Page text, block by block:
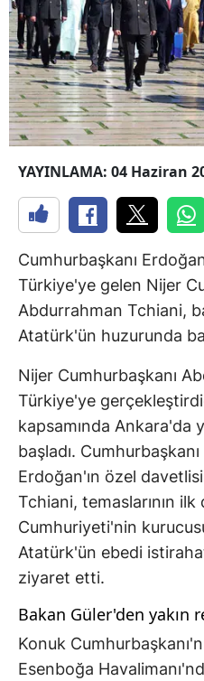
YAYINLAMA: 04 Haziran
Cumhurbaşkanı
Türkiye'ye gelen Nijer
Abdurrahman Tchiani,
Atatürk'ün huzurunda
Nijer Cumhurbaşkanı
Türkiye'ye
kapsamında Ankara'da
başladı.
Erdoğan'ın özel
Tchiani, temaslarının
Cumhuriyeti'nin
Atatürk'ün ebedi
ziyaret etti.
Bakan Güler'den yakın
Konuk
Esenboğa